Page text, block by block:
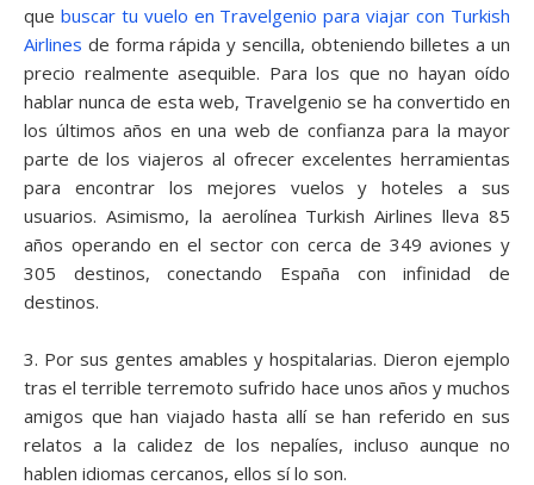
que buscar tu vuelo en Travelgenio para viajar con Turkish
Airlines de forma rápida y sencilla, obteniendo billetes a un
precio realmente asequible. Para los que no hayan oído
hablar nunca de esta web, Travelgenio se ha convertido en
los últimos años en una web de confianza para la mayor
parte de los viajeros al ofrecer excelentes herramientas
para encontrar los mejores vuelos y hoteles a sus
usuarios. Asimismo, la aerolínea Turkish Airlines lleva 85
años operando en el sector con cerca de 349 aviones y
305 destinos, conectando España con infinidad de
destinos.
3. Por sus gentes amables y hospitalarias. Dieron ejemplo
tras el terrible terremoto sufrido hace unos años y muchos
amigos que han viajado hasta allí se han referido en sus
relatos a la calidez de los nepalíes, incluso aunque no
hablen idiomas cercanos, ellos sí lo son.